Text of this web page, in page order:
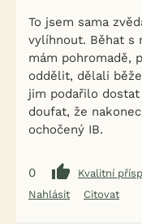
To jsem sama
vylíhnout. Běhat s
mám pohromadě,
oddělit, dělali
jim podařilo
doufat, že
ochočený IB.
0
Kvalitní
Nahlásit
Citovat